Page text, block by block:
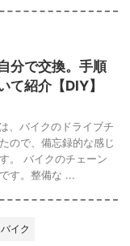
分で交換。手順
て紹介【DIY】
、バイクのドライブチ
ので、備忘録的な感じ
。 バイクのチェーン
す。整備な ...
バイク